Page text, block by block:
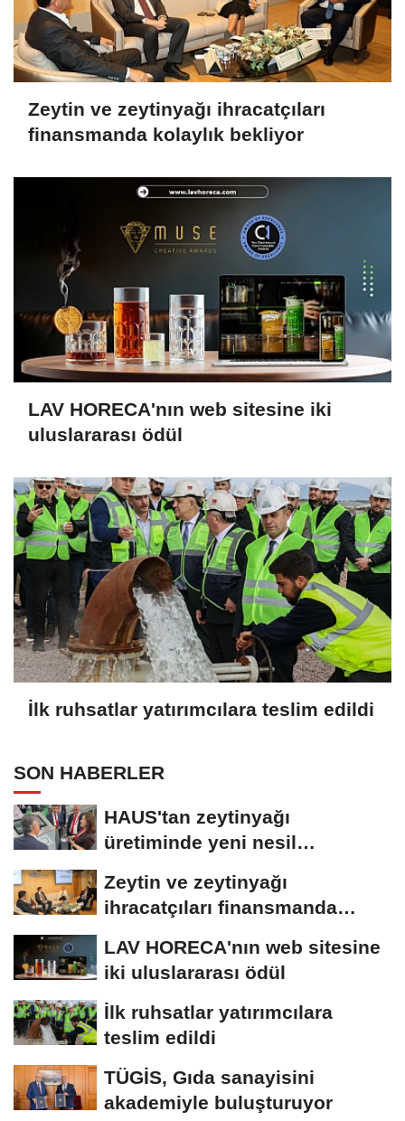
Zeytin ve zeytinyağı ihracatçıları
finansmanda kolaylık bekliyor
LAV HORECA'nın web sitesine iki
uluslararası ödül
İlk ruhsatlar yatırımcılara teslim edildi
SON HABERLER
HAUS'tan zeytinyağı
üretiminde yeni nesil
Zeytin ve zeytinyağı
ihracatçıları finansmanda
LAV HORECA'nın web sitesine
iki uluslararası ödül
İlk ruhsatlar yatırımcılara
teslim edildi
TÜGİS, Gıda sanayisini
akademiyle buluşturuyor